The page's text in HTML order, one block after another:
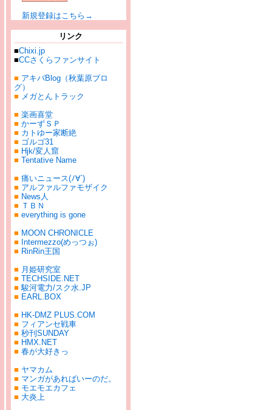
新規登録はこちら→
リンク
■Chixi.jp
■CCさくらファンサイト
■ アキバBlog（秋葉原ブロ
グ）
■ メガとんトラック
■ 楽画喜堂
■ かーずＳＰ
■ カトゆー家断絶
■ ゴルゴ31
■ Hjk/変人窟
■ Tentative Name
■ 痛いニュース(ﾉ∀`)
■ アルファルファモザイク
■ News人
■ ＴＢＮ
■ everything is gone
■ MOON CHRONICLE
■ Intermezzo(めっつぉ)
■ RinRin王国
■ 月姫研究室
■ TECHSIDE.NET
■駿河電力/スク水.JP
■ EARL.BOX
■ HK-DMZ PLUS.COM
■ フィアンセ戦車
■ 秒刊SUNDAY
■ HMX.NET
■ 春が大好きっ
■ ヤマカム
■ マンガがあればいーのだ。
■ モエモエカフェ
■ 大炎上